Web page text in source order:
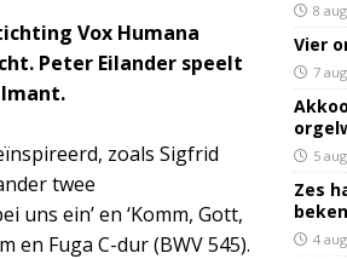
Vox Humana
Peter Eilander speelt
zoals Sigfrid
twee
uns ein’ en ‘Komm, Gott,
en Fuga C-dur (BWV 545).
8
Vier
7
5
Zes
4